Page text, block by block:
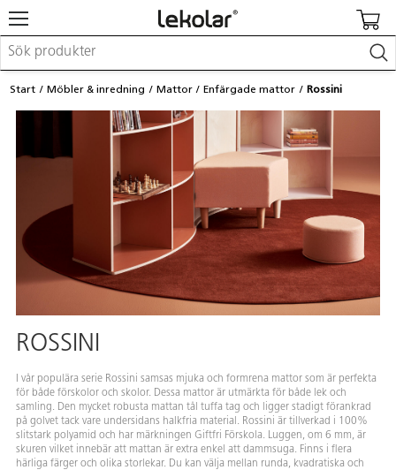
Möbler & inredning
Lära
Barnvagnar & småbarnsartiklar
Skolförbrukning & kontorsmaterial
Logga in / Registrera dig
Hitta din säljare
Start Möbler & inredning Mattor Enfärgade mattor Rossini
ROSSINI
I vår populära serie Rossini samsas mjuka och formrena mattor som är perfekta
för både förskolor och skolor. Dessa mattor är utmärkta för både lek och
samling. Den mycket robusta mattan tål tuffa tag och ligger stadigt förankrad
på golvet tack vare undersidans halkfria material. Rossini är tillverkad i 100%
slitstark polyamid och har märkningen Giftfri Förskola. Luggen, om 6 mm, är
skuren vilket innebär att mattan är extra enkel att dammsuga. Finns i flera
härliga färger och olika storlekar. Du kan välja mellan runda, kvadratiska och